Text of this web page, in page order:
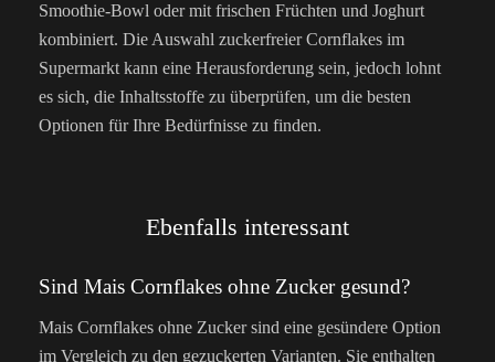
Smoothie-Bowl oder mit frischen Früchten und Joghurt
kombiniert. Die Auswahl zuckerfreier Cornflakes im
Supermarkt kann eine Herausforderung sein, jedoch lohnt
es sich, die Inhaltsstoffe zu überprüfen, um die besten
Optionen für Ihre Bedürfnisse zu finden.
Ebenfalls interessant
Sind Mais Cornflakes ohne Zucker gesund?
Mais Cornflakes ohne Zucker sind eine gesündere Option
im Vergleich zu den gezuckerten Varianten. Sie enthalten